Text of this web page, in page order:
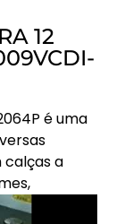
12
é uma
calças a